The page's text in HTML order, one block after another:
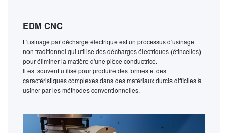
EDM CNC
L'usinage par décharge électrique est un processus d'usinage
non traditionnel qui utilise des décharges électriques (étincelles)
pour éliminer la matière d'une pièce conductrice.
Il est souvent utilisé pour produire des formes et des
caractéristiques complexes dans des matériaux durcis difficiles à
usiner par les méthodes conventionnelles.